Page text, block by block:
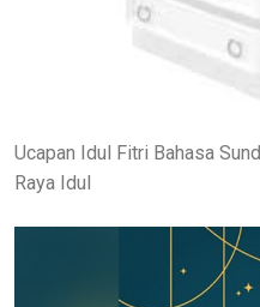
Ucapan Idul Fitri Bahasa
Raya Idul